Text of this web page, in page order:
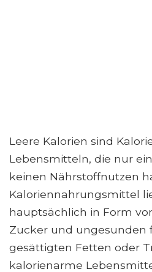
Leere Kalorien sind
Lebensmitteln, die nur
keinen Nährstoffnutzen
Kaloriennahrungsmittel
hauptsächlich in Form
Zucker und ungesunden
gesättigten Fetten oder
kalorienarme